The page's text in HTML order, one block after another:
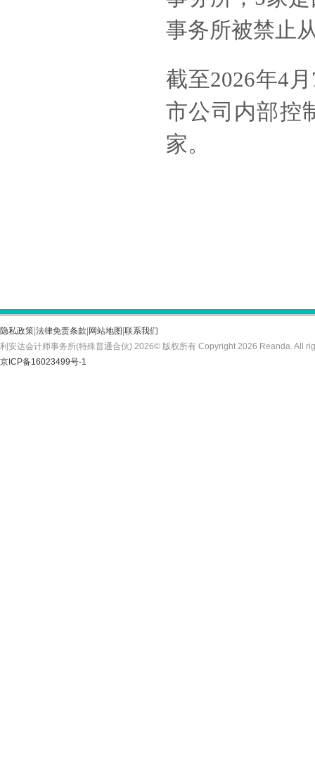
事务所被禁止
截至2026年4
市公司内部控
家。
隐私政策 法律免责条款 网站地图 联系我们
利安达会计师事务所(特殊普通合伙) 2026© 版权所有 Copyright 2026 Reanda. All
京ICP备16023499号-1